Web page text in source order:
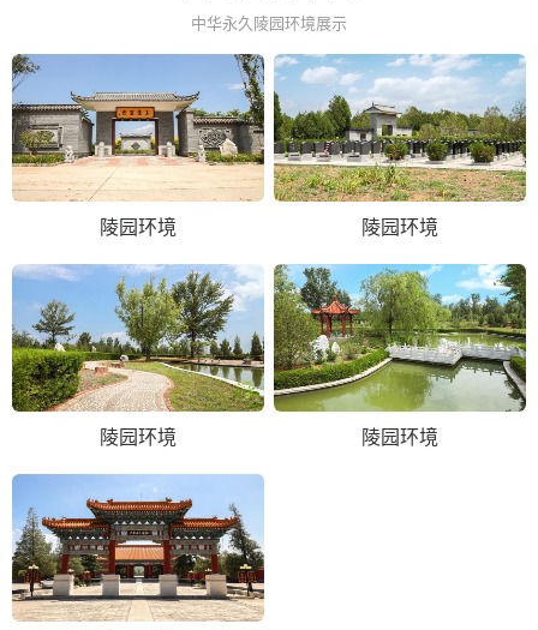
中华永久陵园环境展示
陵园环境 陵园环境
陵园环境 陵园环境